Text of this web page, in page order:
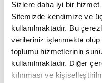
Sizlere daha iyi bir
Sitemizde kendimize ve
kullanılmaktadır. Bu
verileriniz işlenmekte
toplumu hizmetlerinin
kullanılmaktadır. Diğer
kılınması ve
ve inkârları
onların yine de iman
🔸 Resulullah'ınbir
inanacaklarına dair
Allah'ın Kur'an'ı